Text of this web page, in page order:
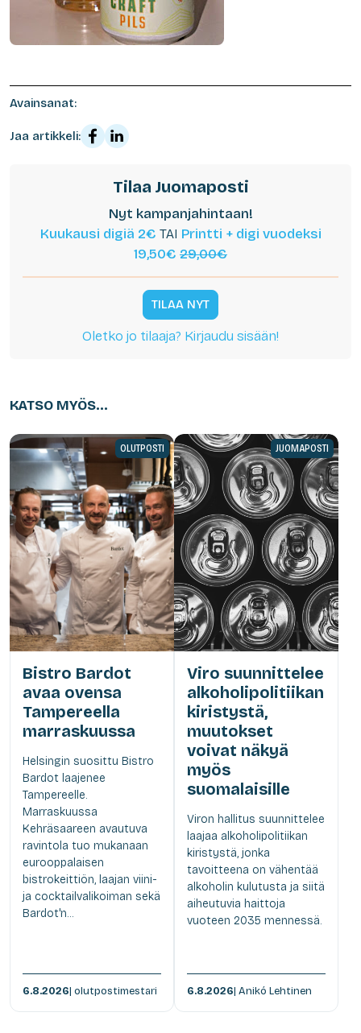
Avainsanat:
Jaa artikkeli:
Tilaa Juomaposti
Nyt kampanjahintaan!
Kuukausi digiä 2€ TAI Printti + digi vuodeksi
19,50€ 29,00€
TILAA NYT
Oletko jo tilaaja? Kirjaudu sisään!
KATSO MYÖS...
OLUTPOSTI
Bistro Bardot
avaa ovensa
Tampereella
marraskuussa
Helsingin suosittu Bistro
Bardot laajenee
Tampereelle.
Marraskuussa
Kehräsaareen avautuva
ravintola tuo mukanaan
eurooppalaisen
bistrokeittiön, laajan viini-
ja cocktailvalikoiman sekä
Bardot'n...
6.8.2026| olutpostimestari
JUOMAPOSTI
Viro suunnittelee
alkoholipolitiikan
kiristystä,
muutokset
voivat näkyä
myös
suomalaisille
Viron hallitus suunnittelee
laajaa alkoholipolitiikan
kiristystä, jonka
tavoitteena on vähentää
alkoholin kulutusta ja siitä
aiheutuvia haittoja
vuoteen 2035 mennessä.
6.8.2026| Anikó Lehtinen